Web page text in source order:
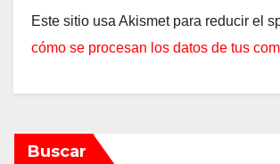
Este sitio usa Akismet para reducir el
cómo se procesan los datos de tus
Buscar